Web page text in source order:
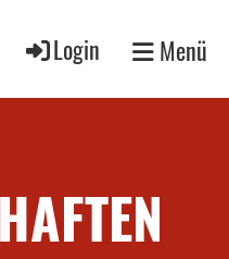
Login Menü